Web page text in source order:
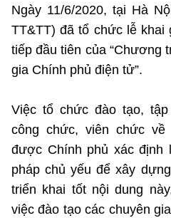
Chữ ký số
Giải pháp
Điều khoản sử dụng
Sơ đồ trang
Cơ quan chủ quản: Bộ Khoa học
Chịu trách nhiệm nội dung:
Trung tâm Truyền thông Khoa học
Liên hệ
Ngày 11/6/2020, tại Hà
TT&TT) đã tổ chức lễ khai
tiếp đầu tiên của “Chương
gia Chính phủ điện tử”.
Việc tổ chức đào tạo,
công chức, viên chức
được Chính phủ xác định
pháp chủ yếu để xây
triển khai tốt nội dung
việc đào tạo các chuyên